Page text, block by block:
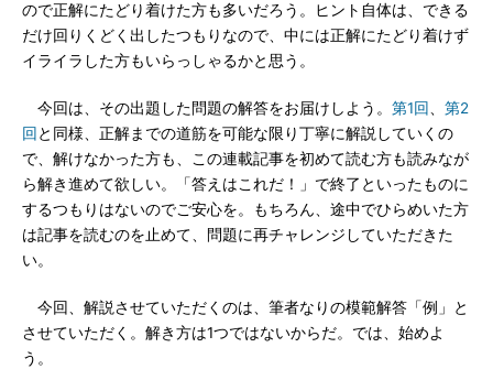
ので正解にたどり着けた方も多いだろう。ヒント自体は、できる
だけ回りくどく出したつもりなので、中には正解にたどり着けず
イライラした方もいらっしゃるかと思う。
今回は、その出題した問題の解答をお届けしよう。 第1回
第2
回 と同様、正解までの道筋を可能な限り丁寧に解説していくの
で、解けなかった方も、この連載記事を初めて読む方も読みなが
ら解き進めて欲しい。「答えはこれだ！」で終了といったものに
するつもりはないのでご安心を。もちろん、途中でひらめいた方
は記事を読むのを止めて、問題に再チャレンジしていただきた
い。
今回、解説させていただくのは、筆者なりの模範解答「例」と
させていただく。解き方は1つではないからだ。では、始めよ
う。